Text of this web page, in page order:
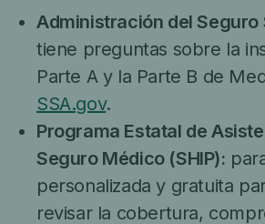
Administración del Seguro
tiene preguntas sobre la
Parte A y la Parte B de
SSA.gov.
Programa Estatal de
Seguro Médico (SHIP):
personalizada y gratuita
revisar la cobertura,